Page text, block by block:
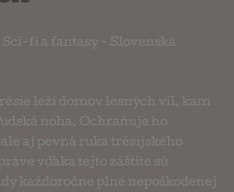
Sci-fi a fantasy - Slovenská
leží domov lesných víl, kam
noha. Ochraňuje ho
aj pevná ruka trésijského
vďaka tejto záštite sú
každoročne plné nepoškodenej